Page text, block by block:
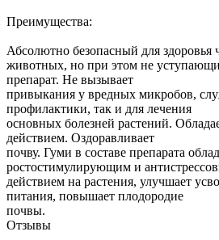
Преимущества:
Абсолютно безопасный для здоровья
животных, но при этом не
препарат. Не вызывает
привыкания у вредных микробов,
профилактики, так и для лечения
основных болезней растений.
действием. Оздоравливает
почву. Гуми в составе препарата
ростостимулирующим и
действием на растения, улучшает
питания, повышает плодородие
почвы.
Отзывы